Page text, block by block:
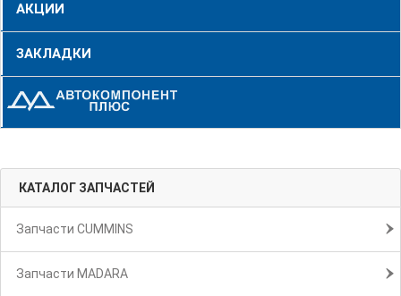
АКЦИИ
ЗАКЛАДКИ
КАТАЛОГ ЗАПЧАСТЕЙ
Запчасти CUMMINS
Запчасти MADARA